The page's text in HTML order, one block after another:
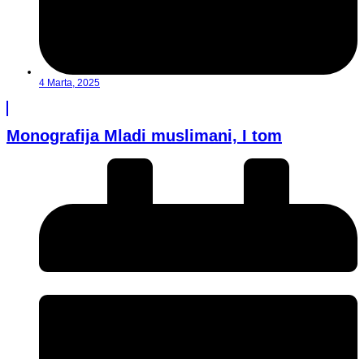
4 Marta, 2025
Monografija Mladi muslimani, I tom